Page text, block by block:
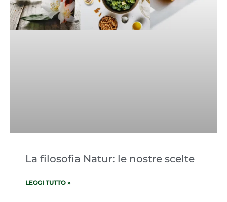
La filosofia Natur: le nostre scelte
LEGGI TUTTO »